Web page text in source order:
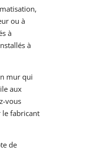
ou à
à
à
mur qui
aux
vous
le fabricant
de